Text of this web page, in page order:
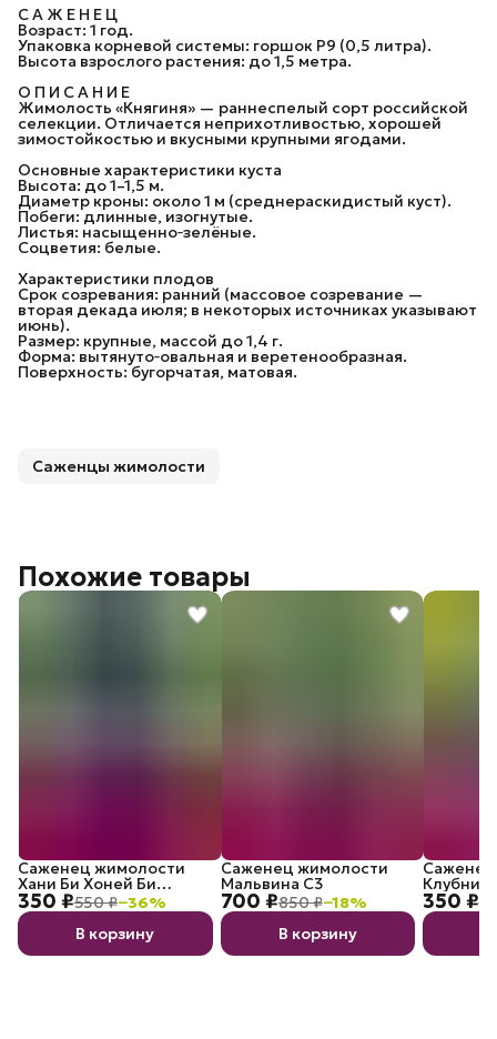
С А Ж Е Н Е Ц
Возраст: 1 год.
Упаковка корневой системы: горшок P9 (0,5 литра).
Высота взрослого растения: до 1,5 метра.
О П И С А Н И Е
Жимолость «Княгиня» — раннеспелый сорт российской
селекции. Отличается неприхотливостью, хорошей
зимостойкостью и вкусными крупными ягодами.
Основные характеристики куста
Высота: до 1–1,5 м.
Диаметр кроны: около 1 м (среднераскидистый куст).
Побеги: длинные, изогнутые.
Листья: насыщенно‑зелёные.
Соцветия: белые.
Характеристики плодов
Срок созревания: ранний (массовое созревание —
вторая декада июля; в некоторых источниках указывают
июнь).
Размер: крупные, массой до 1,4 г.
Форма: вытянуто‑овальная и веретенообразная.
Поверхность: бугорчатая, матовая.
Саженцы жимолости
Похожие товары
350 ₽550 ₽−36%
Саженец жимолости
Хани Би Хоней Би
(Медовая пчёлка) P9
В корзину
700 ₽850 ₽−18%
Саженец жимолости
Мальвина C3
В корзину
350 ₽
P9